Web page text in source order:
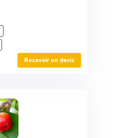
Recevoir un devis